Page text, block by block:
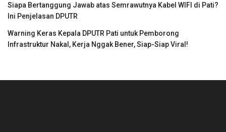
Siapa Bertanggung Jawab atas Semrawutnya Kabel WIFI di Pati?
Ini Penjelasan DPUTR
Warning Keras Kepala DPUTR Pati untuk Pemborong
Infrastruktur Nakal, Kerja Nggak Bener, Siap-Siap Viral!